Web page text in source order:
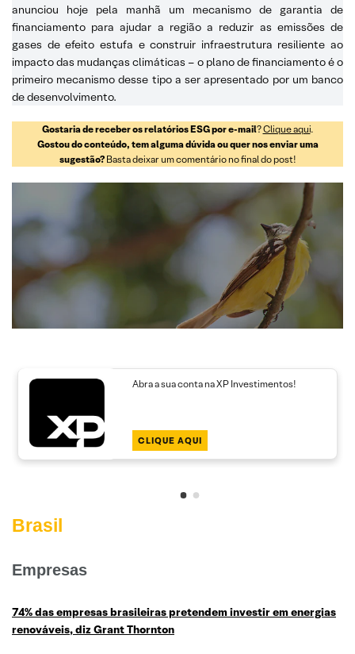
anunciou hoje pela manhã um mecanismo de garantia de
financiamento para ajudar a região a reduzir as emissões de
gases de efeito estufa e construir infraestrutura resiliente ao
impacto das mudanças climáticas – o plano de financiamento é o
primeiro mecanismo desse tipo a ser apresentado por um banco
de desenvolvimento.
Gostaria de receber os relatórios ESG por e-mail?Clique aqui.
Gostou do conteúdo, tem alguma dúvida ou quer nos enviar uma
sugestão?Basta deixar um comentário no final do post!
Abra a sua conta na XP Investimentos!
CLIQUE AQUI
Brasil
Empresas
74% das empresas brasileiras pretendem investir em energias
renováveis, diz Grant Thornton